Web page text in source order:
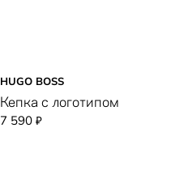
HUGO BOSS
Кепка с логотипом
7 590 ₽